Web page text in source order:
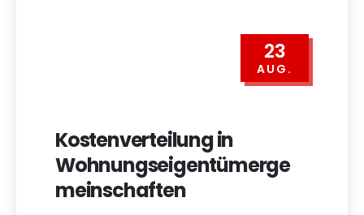
23
AUG.
Kostenverteilung in
Wohnungseigentümerge
meinschaften